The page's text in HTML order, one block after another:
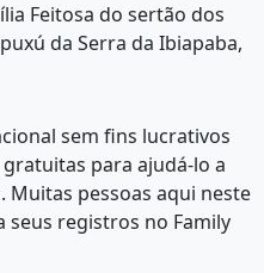
Feitosa do sertão dos
da Serra da Ibiapaba,
sem fins lucrativos
para ajudá-lo a
Muitas pessoas aqui neste
seus registros no Family